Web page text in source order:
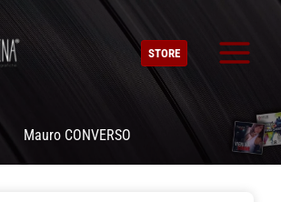
STORE
Mauro CONVERSO